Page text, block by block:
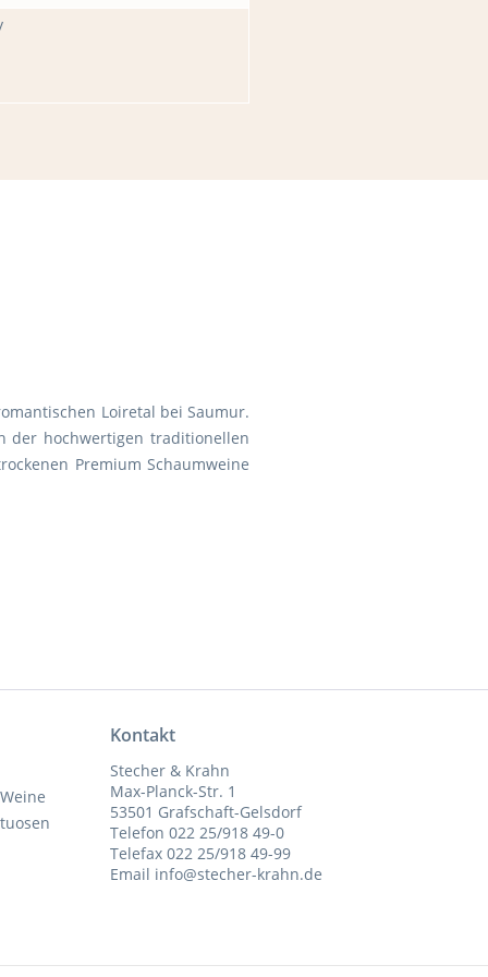
Loiretal bei Saumur.
der hochwertigen traditionellen
Premium Schaumweine
Kontakt
Stecher & Krahn
Max-Planck-Str. 1
53501 Grafschaft-Gelsdorf
Telefon 022 25/918 49-0
Telefax 022 25/918 49-99
Email info@stecher-krahn.de